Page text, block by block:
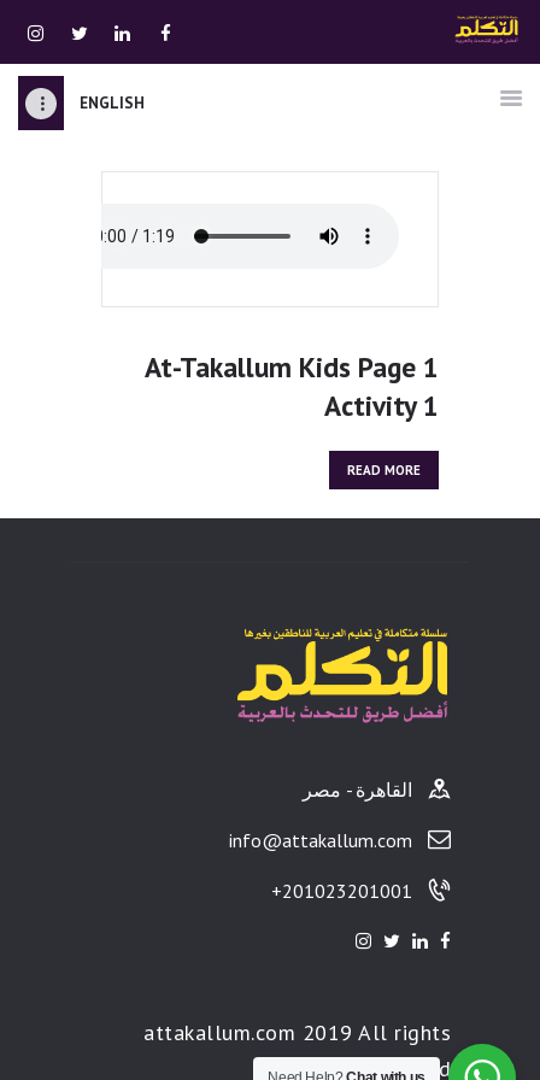
ENGLISH
الصوتيات
نبذه عنا
دخول
At-Takallum Kids Page 1
Activity 1
READ MORE
القاهرة - مصر
info@attakallum.com
201023201001+
attakallum.com 2019 All rights
reserved